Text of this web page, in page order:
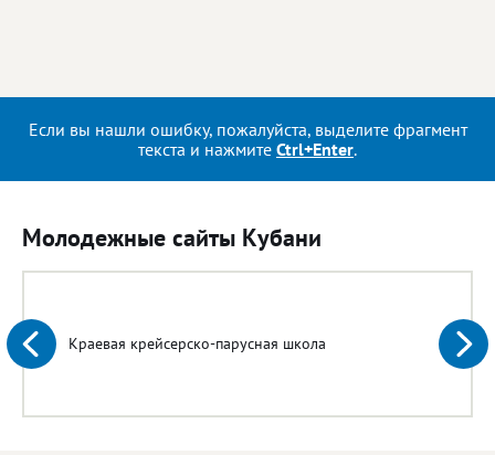
Если вы нашли ошибку, пожалуйста, выделите фрагмент
текста и нажмите Ctrl+Enter.
Молодежные сайты Кубани
Краевая крейсерско-парусная школа